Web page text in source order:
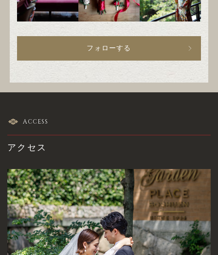
フォローする
ACCESS
アクセス